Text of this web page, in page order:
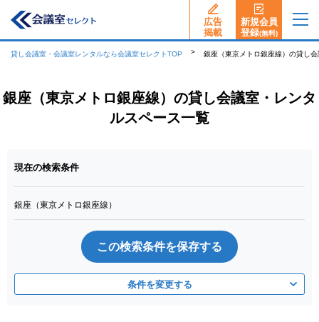
広告
揭載
新規会員
登録(無料)
貸し会議室・会議室レンタルなら会議室セレクトTOP 銀座（東京メトロ銀座線）の貸し
銀座（東京メトロ銀座線）の貸し会議室・レンタ
ルスペース一覧
現在の検索条件
銀座（東京メトロ銀座線）
この検索条件を保存する
条件を変更する